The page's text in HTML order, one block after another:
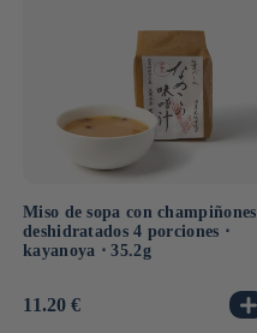
Miso de sopa con champiñones
deshidratados 4 porciones ⋅
kayanoya ⋅ 35.2g
Precio
11.20 €